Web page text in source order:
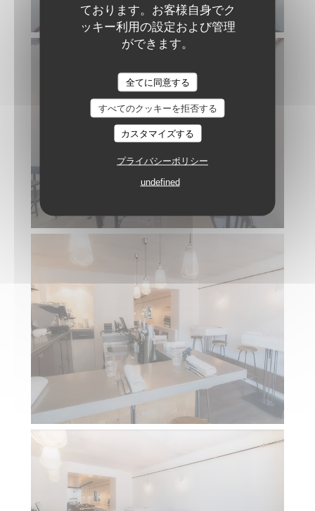
ております。お客様自身でク
ッキー利用の設定および管理
ができます。
全てに同意する
すべてのクッキーを拒否する
カスタマイズする
プライバシーポリシー
undefined
Gare au Gorille